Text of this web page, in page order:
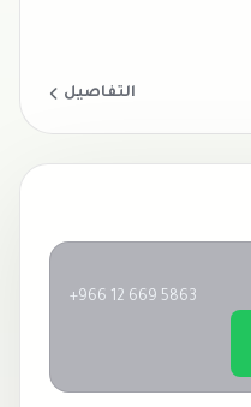
التفاصيل
+966 12 669 5863